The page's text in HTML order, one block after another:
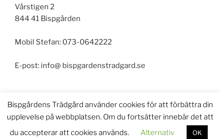
Vårstigen 2
844 41 Bispgården
Mobil Stefan: 073-0642222
E-post: info@ bispgardenstradgard.se
Bispgårdens Trädgård använder cookies för att förbättra din
upplevelse på webbplatsen. Om du fortsätter innebär det att
du accepterar att cookies används.
Alternativ OK